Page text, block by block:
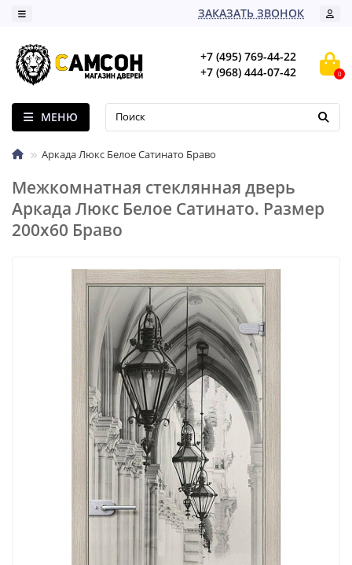
ЗАКАЗАТЬ ЗВОНОК
+7 (495) 769-44-22
+7 (968) 444-07-42
0
МЕНЮ
Аркада Люкс Белое Сатинато Браво
Межкомнатная стеклянная дверь
Аркада Люкс Белое Сатинато. Размер
200х60 Браво